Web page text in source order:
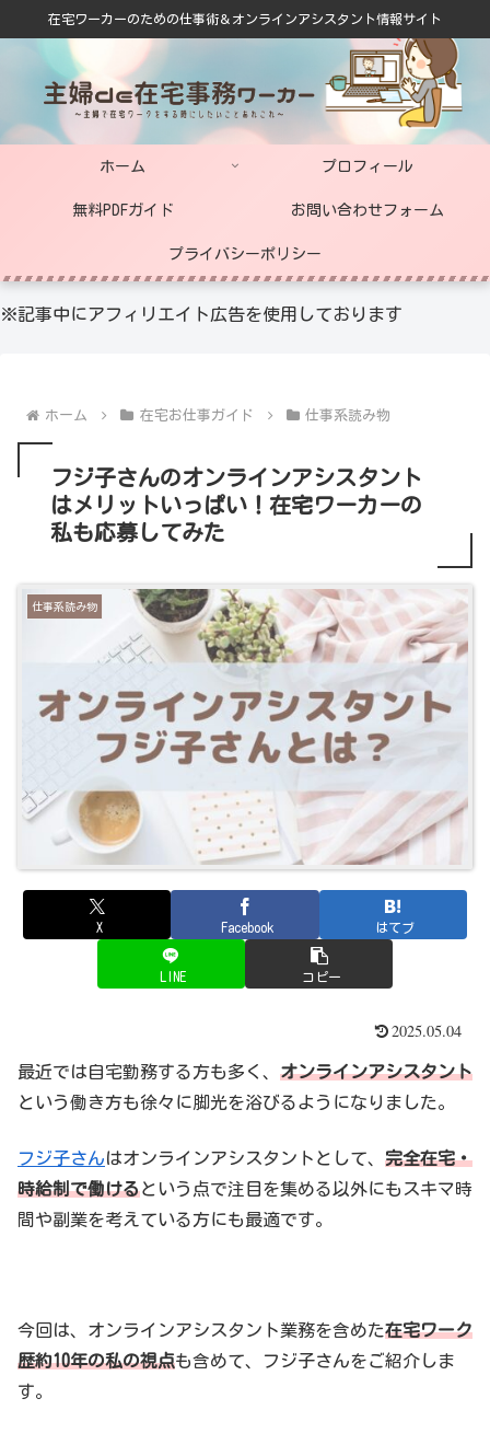
在宅ワーカーのための仕事術＆オンラインアシスタント情報サイト
ホーム プロフィール
無料PDFガイド お問い合わせフォーム
プライバシーポリシー
※記事中にアフィリエイト広告を使用しております
ホーム 在宅お仕事ガイド 仕事系読み物
フジ子さんのオンラインアシスタント
はメリットいっぱい！在宅ワーカーの
私も応募してみた
仕事系読み物
X Facebook はてブ
LINE コピー
2025.05.04
最近では自宅勤務する方も多く、 オンラインアシスタント
という働き方も徐々に脚光を浴びるようになりました。
フジ子さんはオンラインアシスタントとして、 完全在宅・
時給制で働けるという点で注目を集める以外にもスキマ時
間や副業を考えている方にも最適です。
今回は、オンラインアシスタント業務を含めた在宅ワーク
歴約10年の私の視点も含めて、フジ子さんをご紹介しま
す。